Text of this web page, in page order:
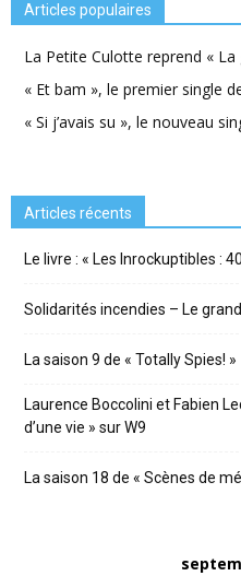
Articles populaires
La Petite Culotte reprend «
« Et bam », le premier single
« Si j’avais su », le nouveau
Articles récents
Le livre : « Les Inrockuptibles :
Solidarités incendies – Le
La saison 9 de « Totally Spies! »
Laurence Boccolini et Fabien
d’une vie » sur W9
La saison 18 de « Scènes de